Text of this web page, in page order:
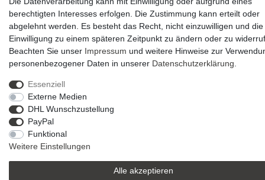
berechtigten Interesses erfolgen. Die Zustimmung kann erteilt oder
abgelehnt werden. Es besteht das Recht, nicht einzuwilligen und die
Einwilligung zu einem späteren Zeitpunkt zu ändern oder zu
Beachten Sie unser Impressum und weitere Hinweise zur
personenbezogener Daten in unserer Daten­schutz­erklärung
Essenziell
Externe Medien
DHL Wunschzustellung
PayPal
Funktional
Weitere Einstellungen
Alle akzeptieren